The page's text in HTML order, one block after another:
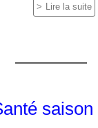
Lire la suite
saison